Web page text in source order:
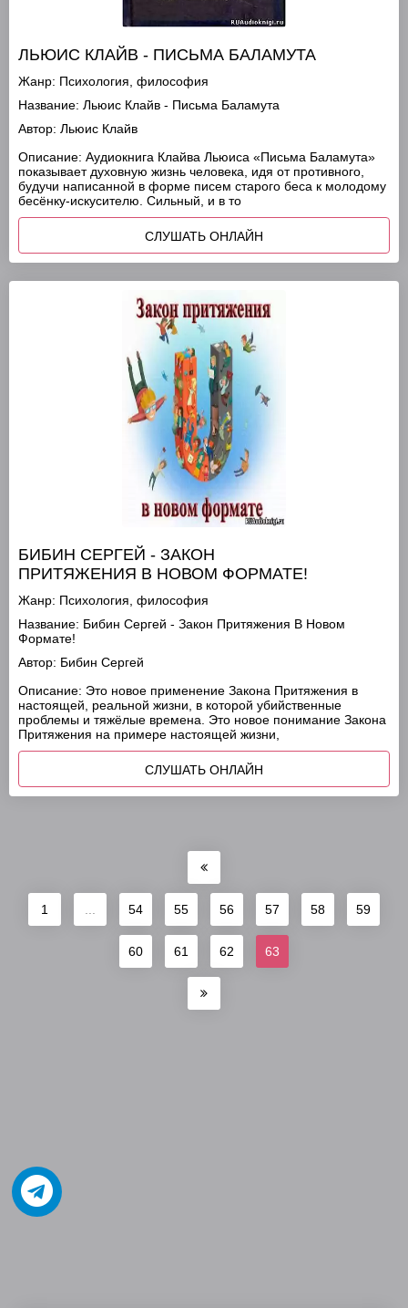
ЛЬЮИС КЛАЙВ - ПИСЬМА БАЛАМУТА
Жанр: Психология, философия
Название: Льюис Клайв - Письма Баламута
Автор: Льюис Клайв
Описание: Аудиокнига Клайва Льюиса «Письма Баламута»
показывает духовную жизнь человека, идя от противного,
будучи написанной в форме писем старого беса к молодому
бесёнку-искусителю. Сильный, и в то
СЛУШАТЬ ОНЛАЙН
БИБИН СЕРГЕЙ - ЗАКОН
ПРИТЯЖЕНИЯ В НОВОМ ФОРМАТЕ!
Жанр: Психология, философия
Название: Бибин Сергей - Закон Притяжения В Новом
Формате!
Автор: Бибин Сергей
Описание: Это новое применение Закона Притяжения в
настоящей, реальной жизни, в которой убийственные
проблемы и тяжёлые времена. Это новое понимание Закона
Притяжения на примере настоящей жизни,
СЛУШАТЬ ОНЛАЙН
1 54 55 56 57 58 59
60 61 62 63